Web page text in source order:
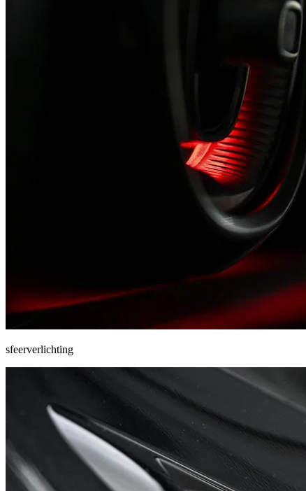
sfeerverlichting